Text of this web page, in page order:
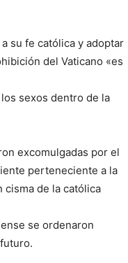
su fe católica y adoptar
del Vaticano «es
sexos dentro de la
excomulgadas por el
perteneciente a la
cisma de la católica
se ordenaron